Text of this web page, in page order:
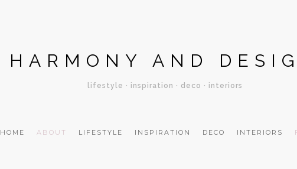
HARMONY AND
lifestyle · inspiration · deco · interiors
HOME ABOUT LIFESTYLE INSPIRATION DECO INTERIORS